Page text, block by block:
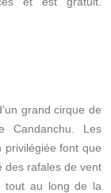
grand cirque de
Candanchu. Les
privilégiée font que
des rafales de vent
tout au long de la